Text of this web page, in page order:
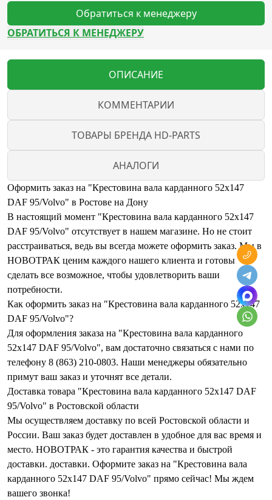
Обратиться к менеджеру
ОБРАТИТЬСЯ К МЕНЕДЖЕРУ
ОПИСАНИЕ
КОММЕНТАРИИ
ТОВАРЫ БРЕНДА HD-PARTS
АНАЛОГИ
Оформить заказ на "Крестовина вала карданного 52x147
DAF 95/Volvo" в Ростове на Дону
В настоящий момент "Крестовина вала карданного 52x147
DAF 95/Volvo" отсутствует в нашем магазине. Но не стоит
расстраиваться, ведь вы всегда можете оформить заказ. Мы в
НОВОТРАК ценим каждого нашего клиента и готовы
сделать все возможное, чтобы удовлетворить ваши
потребности.
Как оформить заказ на "Крестовина вала карданного 52x147
DAF 95/Volvo"?
Для оформления заказа на "Крестовина вала карданного
52x147 DAF 95/Volvo", вам достаточно связаться с нами по
телефону 8 (863) 210-0803. Наши менеджеры обязательно
примут ваш заказ и уточнят все детали.
Доставка товара "Крестовина вала карданного 52x147 DAF
95/Volvo" в Ростовской области
Мы осуществляем доставку по всей Ростовской области и
России. Ваш заказ будет доставлен в удобное для вас время и
место. НОВОТРАК - это гарантия качества и быстрой
доставки. доставки. Оформите заказ на "Крестовина вала
карданного 52x147 DAF 95/Volvo" прямо сейчас! Мы ждем
вашего звонка!